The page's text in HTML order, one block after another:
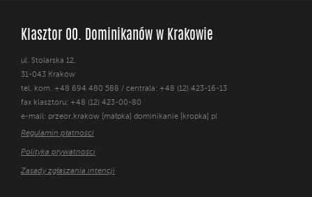
Klasztor OO. Dominikanów w Krakowie
ul. Stolarska 12,
31-043 Kraków
tel. kom. +48 694 480 588 / centrala: +48 (12) 423-16-13
fax klasztoru: +48 (12) 423-00-80
e-mail: przeor.krakow [małpka] dominikanie [kropka] pl
Regulamin płatności
Polityka prywatności
Zasady zgłaszania intencji